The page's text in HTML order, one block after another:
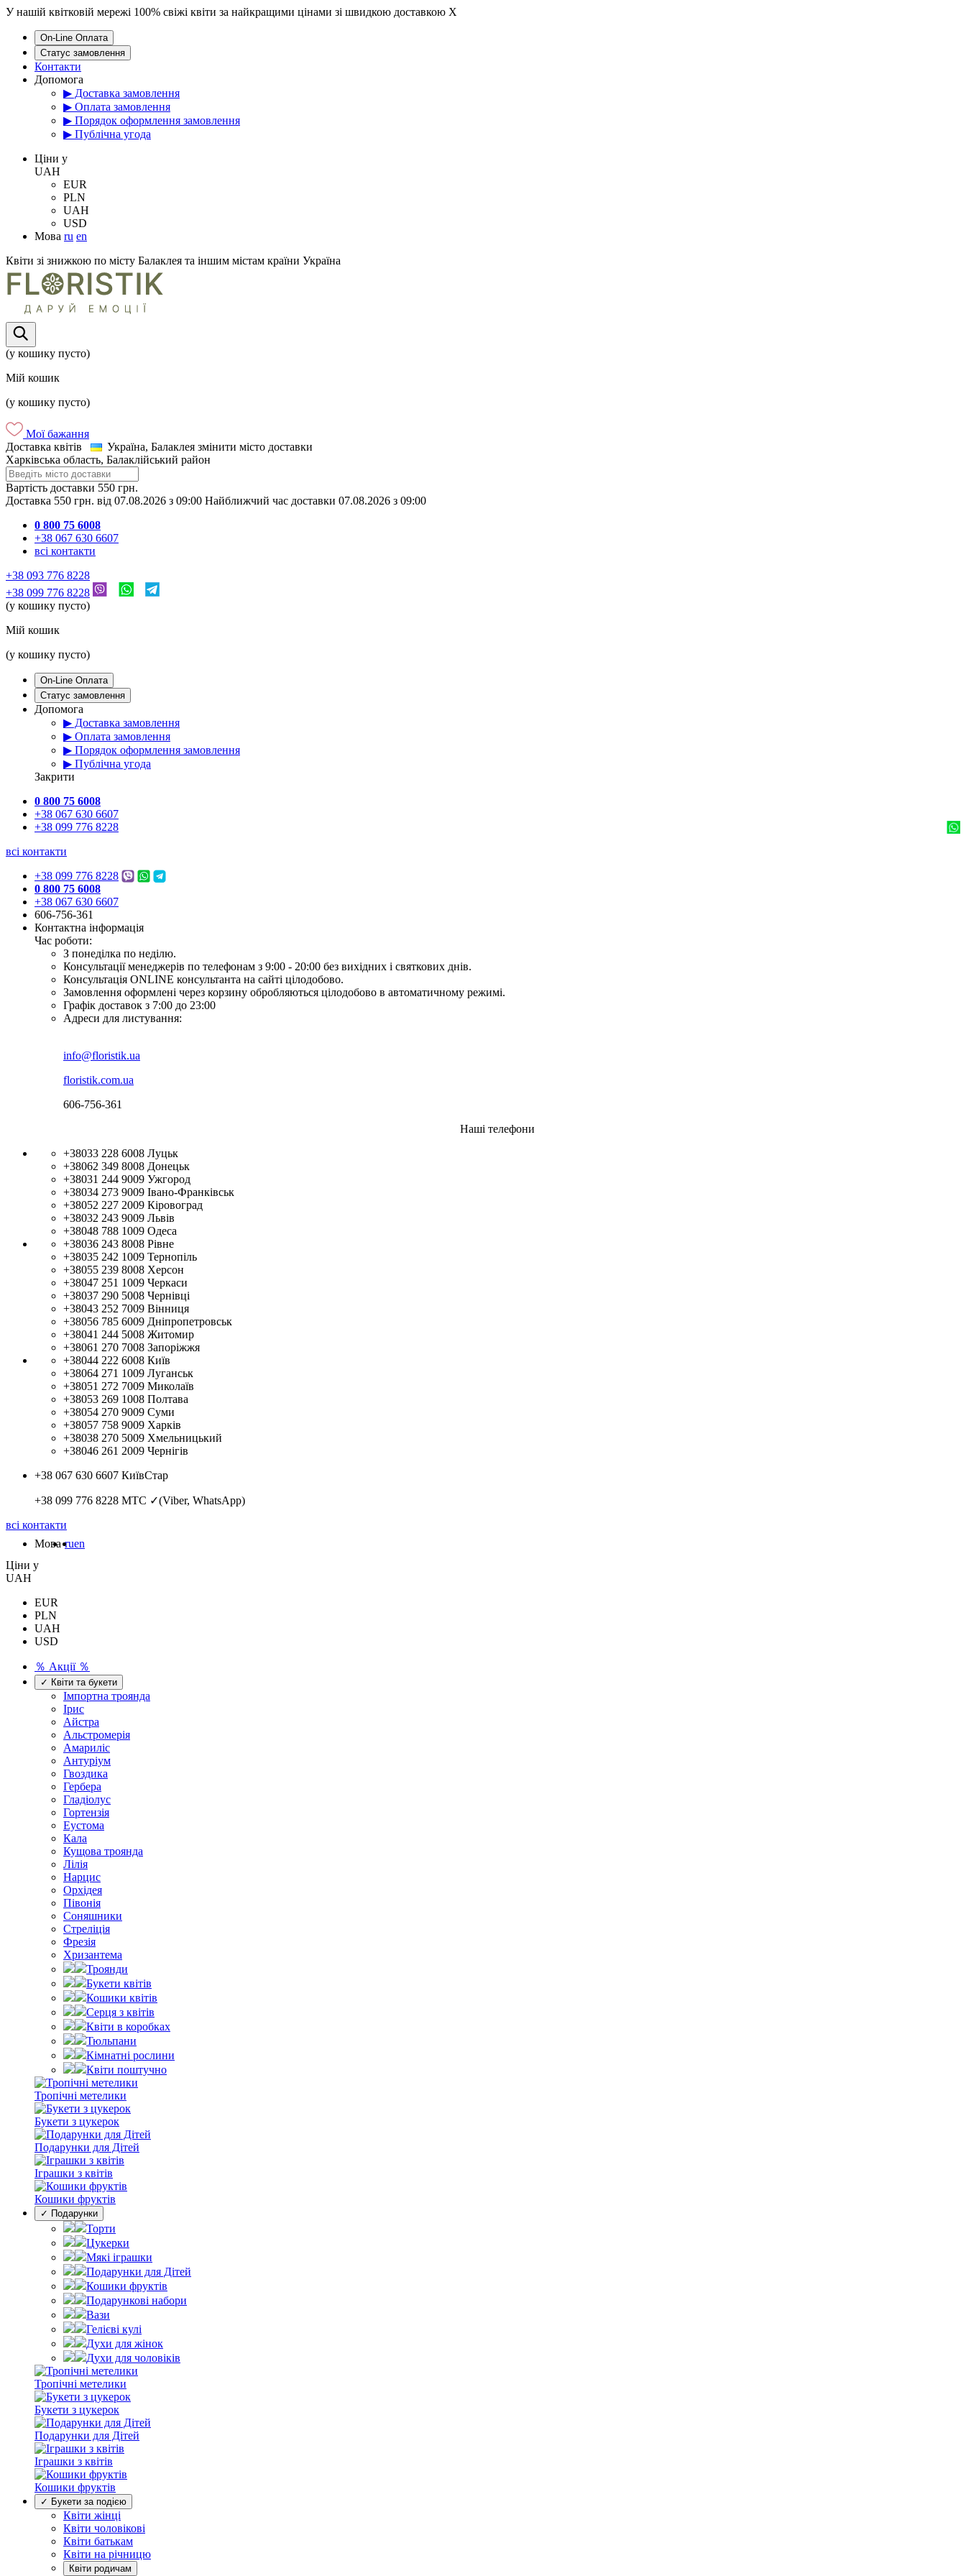
У нашій квітковій мережі 100% свіжі квіти за найкращими цінами зі швидкою доставкою X
On-Line Оплата
Статус замовлення
Контакти
Допомога
▶ Доставка замовлення
▶ Оплата замовлення
▶ Порядок оформлення замовлення
▶ Публічна угода
Цiни у
UAH
EUR
PLN
UAH
USD
Мова ru en
Квіти зі знижкою по місту Балаклея та іншим містам країни Україна
(у кошику пусто)
Мій кошик
(у кошику пусто)
Мої бажання
Доставка квітів
Україна, Балаклея змінити місто доставки
Харківська область, Балаклійський район
Вартість доставки 550 грн.
Доставка 550 грн. від 07.08.2026 з 09:00 Найближчий час доставки 07.08.2026 з 09:00
0 800 75 6008
+38 067 630 6607
всі контакти
+38 093 776 8228
+38 099 776 8228
(у кошику пусто)
Мій кошик
(у кошику пусто)
On-Line Оплата
Статус замовлення
Допомога
▶ Доставка замовлення
▶ Оплата замовлення
▶ Порядок оформлення замовлення
▶ Публічна угода
Закрити
0 800 75 6008
+38 067 630 6607
+38 099 776 8228
всі контакти
+38 099 776 8228
0 800 75 6008
+38 067 630 6607
606-756-361
Контактна інформація
Час роботи:
З понеділка по неділю.
Консультації менеджерів по телефонам з 9:00 - 20:00 без вихідних і святкових днів.
Консультація ONLINE консультанта на сайті цілодобово.
Замовлення оформлені через корзину обробляються цілодобово в автоматичному режимі.
Графік доставок з 7:00 до 23:00
Адреси для листування:
info@floristik.ua
floristik.com.ua
606-756-361
Наші телефони
+38033 228 6008 Луцьк
+38062 349 8008 Донецьк
+38031 244 9009 Ужгород
+38034 273 9009 Івано-Франківськ
+38052 227 2009 Кіровоград
+38032 243 9009 Львів
+38048 788 1009 Одеса
+38036 243 8008 Рівне
+38035 242 1009 Тернопіль
+38055 239 8008 Херсон
+38047 251 1009 Черкаси
+38037 290 5008 Чернівці
+38043 252 7009 Вінниця
+38056 785 6009 Дніпропетровськ
+38041 244 5008 Житомир
+38061 270 7008 Запоріжжя
+38044 222 6008 Київ
+38064 271 1009 Луганськ
+38051 272 7009 Миколаїв
+38053 269 1008 Полтава
+38054 270 9009 Суми
+38057 758 9009 Харків
+38038 270 5009 Хмельницький
+38046 261 2009 Чернігів
+38 067 630 6607 КиївСтар
+38 099 776 8228 МТС ✓(Viber, WhatsApp)
всі контакти
Мова ruen
Цiни у
UAH
EUR
PLN
UAH
USD
％ Акції ％
✓ Квіти та букети
Імпортна троянда
Ірис
Айстра
Альстромерія
Амариліс
Антуріум
Гвоздика
Гербера
Гладіолус
Гортензія
Еустома
Кала
Кущова троянда
Лілія
Нарцис
Орхідея
Півонія
Соняшники
Стреліція
Фрезія
Хризантема
Троянди
Букети квітів
Кошики квітів
Серця з квітів
Квіти в коробках
Тюльпани
Кімнатні рослини
Квіти поштучно
Тропічні метелики
Букети з цукерок
Подарунки для Дітей
Іграшки з квітів
Кошики фруктів
✓ Подарунки
Торти
Цукерки
Мякі іграшки
Подарунки для Дітей
Кошики фруктів
Подарункові набори
Вази
Гелієві кулі
Духи для жінок
Духи для чоловіків
Тропічні метелики
Букети з цукерок
Подарунки для Дітей
Іграшки з квітів
Кошики фруктів
✓ Букети за подією
Квіти жінці
Квіти чоловікові
Квіти батькам
Квіти на річницю
Квіти родичам